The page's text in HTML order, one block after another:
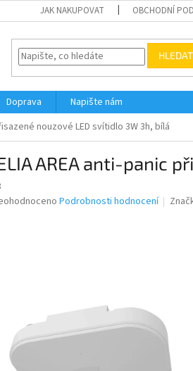
JAK NAKUPOVAT OBCHODNÍ
HLEDAT
Doprava
Napište nám
nouzové LED svítidlo 3W 3h, bílá
AREA anti-panic
Podrobnosti hodnocení